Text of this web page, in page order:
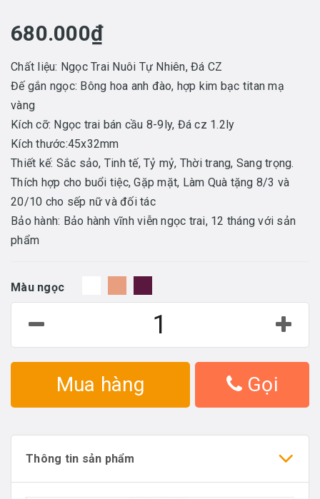
680.000₫
Chất liệu: Ngọc Trai Nuôi Tự Nhiên, Đá CZ
Đế gắn ngọc: Bông hoa anh đào, hợp kim bạc titan mạ
vàng
Kích cỡ: Ngọc trai bán cầu 8-9ly, Đá cz 1.2ly
Kích thước:45x32mm
Thiết kế: Sắc sảo, Tinh tế, Tỷ mỷ, Thời trang, Sang trọng.
Thích hợp cho buổi tiệc, Gặp mặt, Làm Quà tặng 8/3 và
20/10 cho sếp nữ và đối tác
Bảo hành: Bảo hành vĩnh viễn ngọc trai, 12 tháng với sản
phẩm
Màu ngọc
Mua hàng Gọi
Thông tin sản phẩm